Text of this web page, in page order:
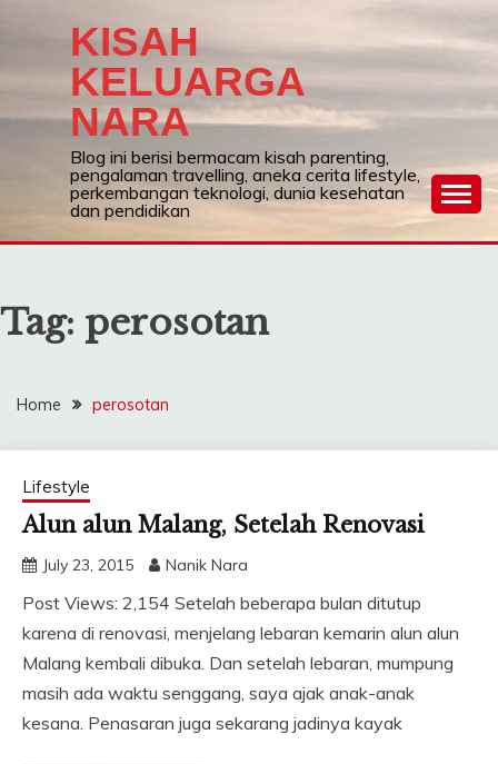
KISAH
KELUARGA
NARA
Blog ini berisi bermacam kisah parenting,
pengalaman travelling, aneka cerita lifestyle,
perkembangan teknologi, dunia kesehatan
dan pendidikan
Tag: perosotan
Home perosotan
Lifestyle
Alun alun Malang, Setelah Renovasi
July 23, 2015 Nanik Nara
Post Views: 2,154 Setelah beberapa bulan ditutup
karena di renovasi, menjelang lebaran kemarin alun alun
Malang kembali dibuka. Dan setelah lebaran, mumpung
masih ada waktu senggang, saya ajak anak-anak
kesana. Penasaran juga sekarang jadinya kayak